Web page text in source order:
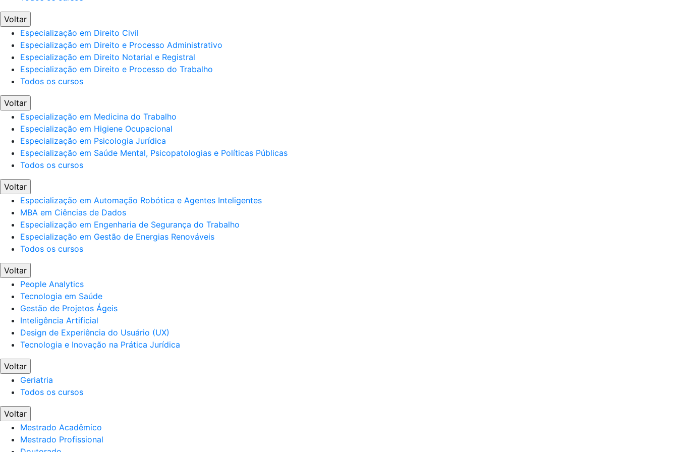
Voltar
Especialização em Direito Civil
Especialização em Direito e Processo Administrativo
Especialização em Direito Notarial e Registral
Especialização em Direito e Processo do Trabalho
Todos os cursos
Voltar
Especialização em Medicina do Trabalho
Especialização em Higiene Ocupacional
Especialização em Psicologia Jurídica
Especialização em Saúde Mental, Psicopatologias e Políticas Públicas
Todos os cursos
Voltar
Especialização em Automação Robótica e Agentes Inteligentes
MBA em Ciências de Dados
Especialização em Engenharia de Segurança do Trabalho
Especialização em Gestão de Energias Renováveis
Todos os cursos
Voltar
People Analytics
Tecnologia em Saúde
Gestão de Projetos Ágeis
Inteligência Artificial
Design de Experiência do Usuário (UX)
Tecnologia e Inovação na Prática Jurídica
Voltar
Geriatria
Todos os cursos
Voltar
Mestrado Acadêmico
Mestrado Profissional